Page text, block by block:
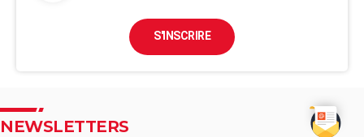
S'INSCRIRE
NEWSLETTERS